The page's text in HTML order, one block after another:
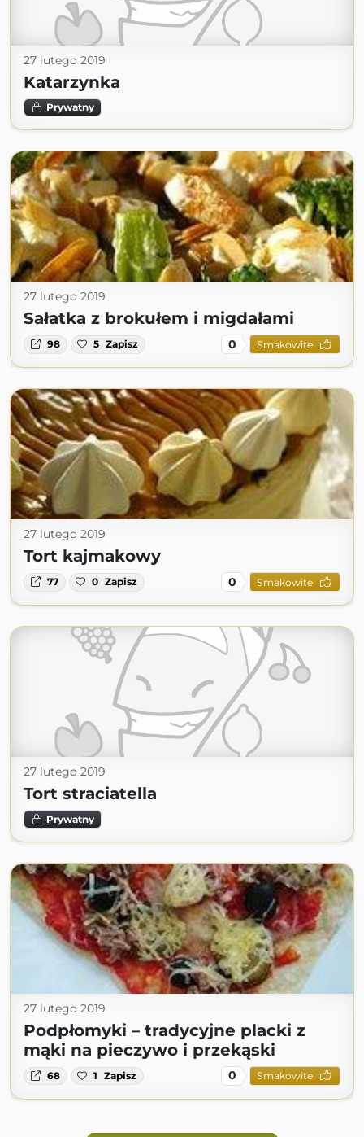
27 lutego 2019
Katarzynka
Prywatny
27 lutego 2019
Sałatka z brokułem i migdałami
98 5 Zapisz 0 Smakowite
27 lutego 2019
Tort kajmakowy
77 0 Zapisz 0 Smakowite
27 lutego 2019
Tort straciatella
Prywatny
27 lutego 2019
Podpłomyki – tradycyjne placki z
mąki na pieczywo i przekąski
68 1 Zapisz 0 Smakowite